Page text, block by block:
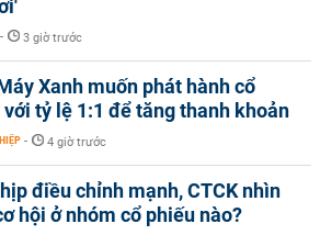
- 3 giờ trước
Xanh muốn phát hành cổ
với tỷ lệ 1:1 để tăng thanh khoản
- 4 giờ trước
điều chỉnh mạnh, CTCK nhìn
hội ở nhóm cổ phiếu nào?